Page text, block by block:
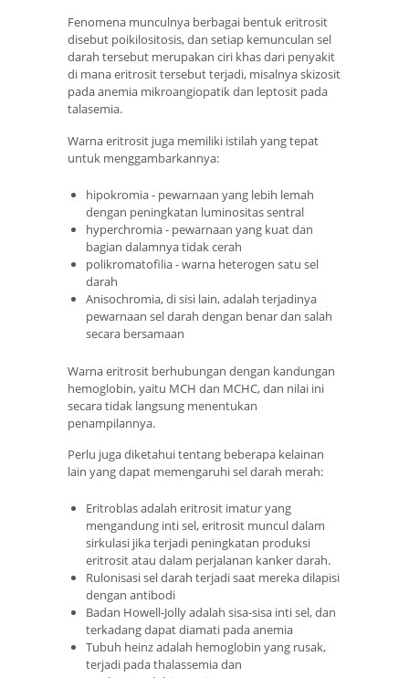
Fenomena munculnya berbagai bentuk eritrosit
disebut poikilositosis, dan setiap kemunculan sel
darah tersebut merupakan ciri khas dari penyakit
di mana eritrosit tersebut terjadi, misalnya skizosit
pada anemia mikroangiopatik dan leptosit pada
talasemia.
Warna eritrosit juga memiliki istilah yang tepat
untuk menggambarkannya:
hipokromia - pewarnaan yang lebih lemah
dengan peningkatan luminositas sentral
hyperchromia - pewarnaan yang kuat dan
bagian dalamnya tidak cerah
polikromatofilia - warna heterogen satu sel
darah
Anisochromia, di sisi lain, adalah terjadinya
pewarnaan sel darah dengan benar dan salah
secara bersamaan
Warna eritrosit berhubungan dengan kandungan
hemoglobin, yaitu MCH dan MCHC, dan nilai ini
secara tidak langsung menentukan
penampilannya.
Perlu juga diketahui tentang beberapa kelainan
lain yang dapat memengaruhi sel darah merah:
Eritroblas adalah eritrosit imatur yang
mengandung inti sel, eritrosit muncul dalam
sirkulasi jika terjadi peningkatan produksi
eritrosit atau dalam perjalanan kanker darah.
Rulonisasi sel darah terjadi saat mereka dilapisi
dengan antibodi
Badan Howell-Jolly adalah sisa-sisa inti sel, dan
terkadang dapat diamati pada anemia
Tubuh heinz adalah hemoglobin yang rusak,
terjadi pada thalassemia dan